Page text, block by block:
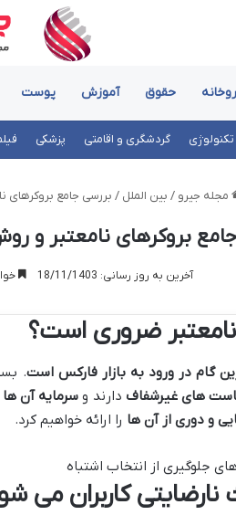
حقوق آموزش پوست
تکنولوژی گردشگری و اقامتی پزشکی
مجله جیرو / بین الملل / بررسی جامع بروکرهای
بروکرهای نامعتبر و
آخرین به روز رسانی: 18/11/1403
گام در ورود به بازار فارکس است.
های غیرشفاف دارند و سرمایه آن ها
و دوری از آن ها را ارائه خواهیم کرد.
نارضایتی کاربران می